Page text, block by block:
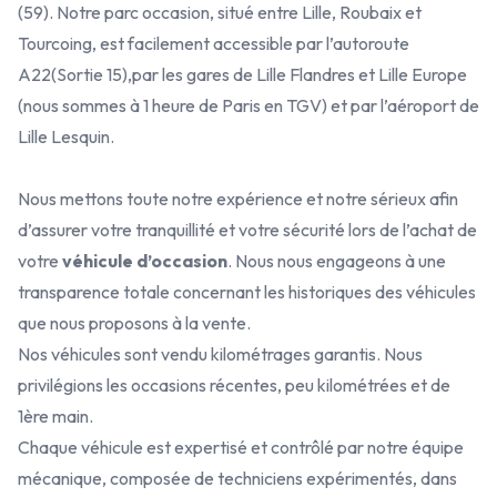
(59). Notre parc occasion, situé entre Lille, Roubaix et
Tourcoing, est facilement accessible par l’autoroute
A22(Sortie 15),par les gares de Lille Flandres et Lille Europe
(nous sommes à 1 heure de Paris en TGV) et par l’aéroport de
Lille Lesquin.
Nous mettons toute notre expérience et notre sérieux afin
d’assurer votre tranquillité et votre sécurité lors de l’achat de
votre véhicule d’occasion. Nous nous engageons à une
transparence totale concernant les historiques des véhicules
que nous proposons à la vente.
Nos véhicules sont vendu kilométrages garantis. Nous
privilégions les occasions récentes, peu kilométrées et de
1ère main.
Chaque véhicule est expertisé et contrôlé par notre équipe
mécanique, composée de techniciens expérimentés, dans